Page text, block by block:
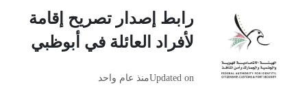
رابط إصدار تصريح إقامة
لأفراد العائلة في أبوظبي
Updated onمنذ عام واحد